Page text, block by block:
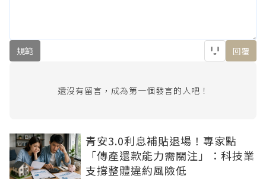
規範 回覆
還沒有留言，成為第一個發言的人吧！
青安3.0利息補貼退場！專家點
「傳產還款能力需關注」：科技業
支撐整體違約風險低